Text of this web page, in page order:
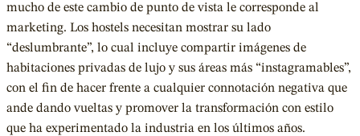
mucho de este cambio de punto de vista le corresponde al
marketing. Los hostels necesitan mostrar su lado
“deslumbrante”, lo cual incluye compartir imágenes de
habitaciones privadas de lujo y sus áreas más “instagramables”,
con el fin de hacer frente a cualquier connotación negativa que
ande dando vueltas y promover la transformación con estilo
que ha experimentado la industria en los últimos años.